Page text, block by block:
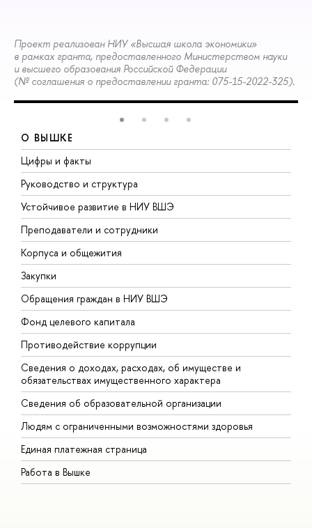
Проект реализован НИУ «Высшая школа экономики»
в рамках гранта, предоставленного Министерством науки
и высшего образования Российской Федерации
(№ соглашения о предоставлении гранта: 075-15-2022-325).
О ВЫШКЕ
Цифры и факты
Руководство и структура
Устойчивое развитие в НИУ ВШЭ
Преподаватели и сотрудники
Корпуса и общежития
Закупки
Обращения граждан в НИУ ВШЭ
Фонд целевого капитала
Противодействие коррупции
Сведения о доходах, расходах, об имуществе и
обязательствах имущественного характера
Сведения об образовательной организации
Людям с ограниченными возможностями здоровья
Единая платежная страница
Работа в Вышке